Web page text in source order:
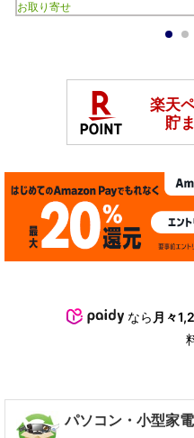
お取り寄せ
なら 月々
パソコン・小型家